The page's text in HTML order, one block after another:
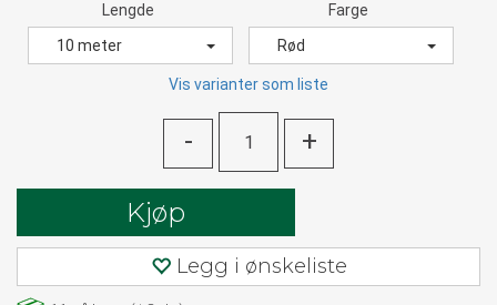
Lengde
10 meter
Farge
Rød
Vis varianter som liste
- +
Kjøp
Legg i ønskeliste